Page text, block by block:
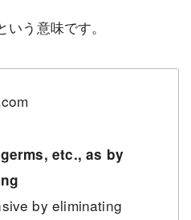
う意味です。
etc., as by
by eliminating